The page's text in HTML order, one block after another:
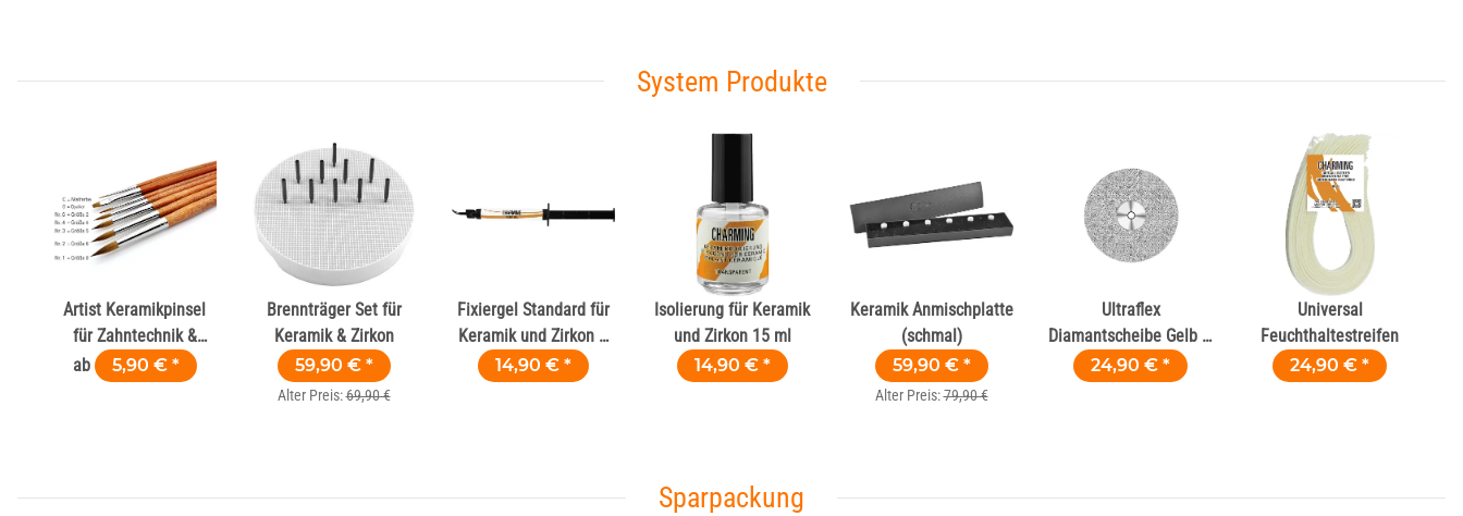
System Produkte
Artist Keramikpinsel
für Zahntechnik &
Dental
ab 5,90 € *
Brennträger Set für
Keramik & Zirkon
59,90 € *
Alter Preis:69,90 €
Fixiergel Standard für
Keramik und Zirkon 2
ml
14,90 € *
Isolierung für Keramik
und Zirkon 15 ml
14,90 € *
Keramik Anmischplatte
(schmal)
59,90 € *
Alter Preis:79,90 €
Ultraflex
Diamantscheibe Gelb Ø
22 mm H 0,09 mm
24,90 € *
Universal
Feuchthaltestreifen
24,90 € *
Sparpackung